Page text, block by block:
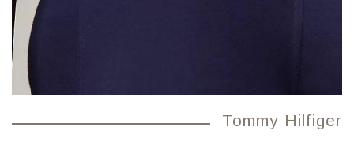
Tommy Hilfiger